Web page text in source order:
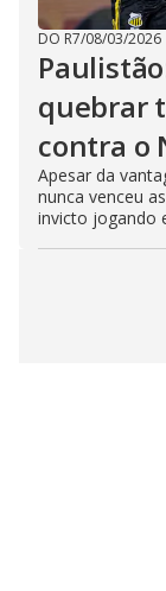
DO R7/08/03/2026
quebrar
contra o
Apesar da
nunca venceu
invicto jogando